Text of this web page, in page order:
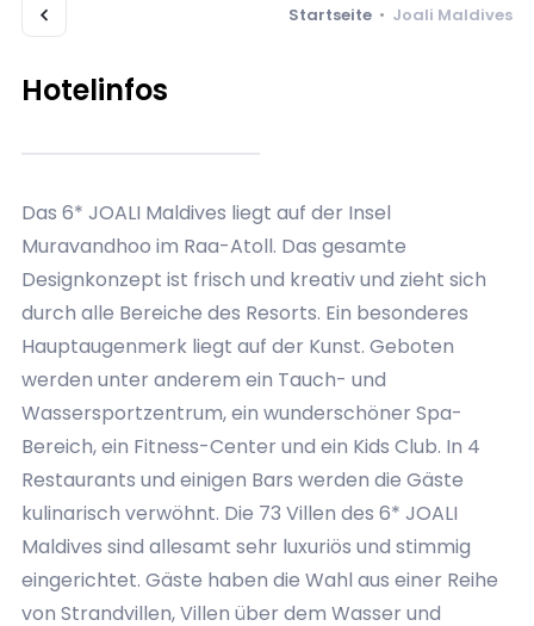
Startseite • Joali Maldives
Hotelinfos
Das 6* JOALI Maldives liegt auf der Insel
Muravandhoo im Raa-Atoll. Das gesamte
Designkonzept ist frisch und kreativ und zieht sich
durch alle Bereiche des Resorts. Ein besonderes
Hauptaugenmerk liegt auf der Kunst. Geboten
werden unter anderem ein Tauch- und
Wassersportzentrum, ein wunderschöner Spa-
Bereich, ein Fitness-Center und ein Kids Club. In 4
Restaurants und einigen Bars werden die Gäste
kulinarisch verwöhnt. Die 73 Villen des 6* JOALI
Maldives sind allesamt sehr luxuriös und stimmig
eingerichtet. Gäste haben die Wahl aus einer Reihe
von Strandvillen, Villen über dem Wasser und